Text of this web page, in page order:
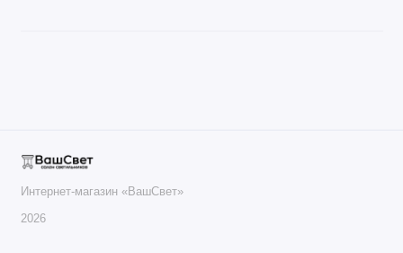
Интернет-магазин «ВашСвет»
2026